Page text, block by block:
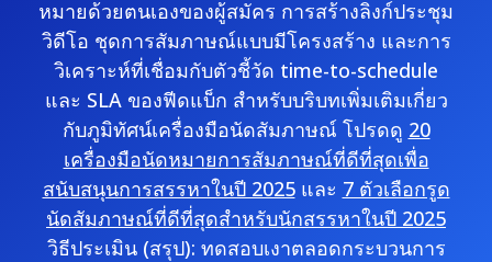
หมายด้วยตนเองของผู้สมัคร การสร้างลิงก์ประชุม
วิดีโอ ชุดการสัมภาษณ์แบบมีโครงสร้าง และการ
วิเคราะห์ที่เชื่อมกับตัวชี้วัด time-to-schedule
และ SLA ของฟีดแบ็ก สำหรับบริบทเพิ่มเติมเกี่ยว
กับภูมิทัศน์เครื่องมือนัดสัมภาษณ์ โปรดดู 20
เครื่องมือนัดหมายการสัมภาษณ์ที่ดีที่สุดเพื่อ
สนับสนุนการสรรหาในปี 2025และ 7 ตัวเลือกรูด
นัดสัมภาษณ์ที่ดีที่สุดสำหรับนักสรรหาในปี 2025
วิธีประเมิน (สรุป): ทดสอบเงาตลอดกระบวนการ